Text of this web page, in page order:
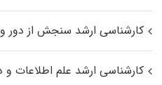
کارشناسی ارشد سنجش از دور
کارشناسی ارشد علم اطلاعات